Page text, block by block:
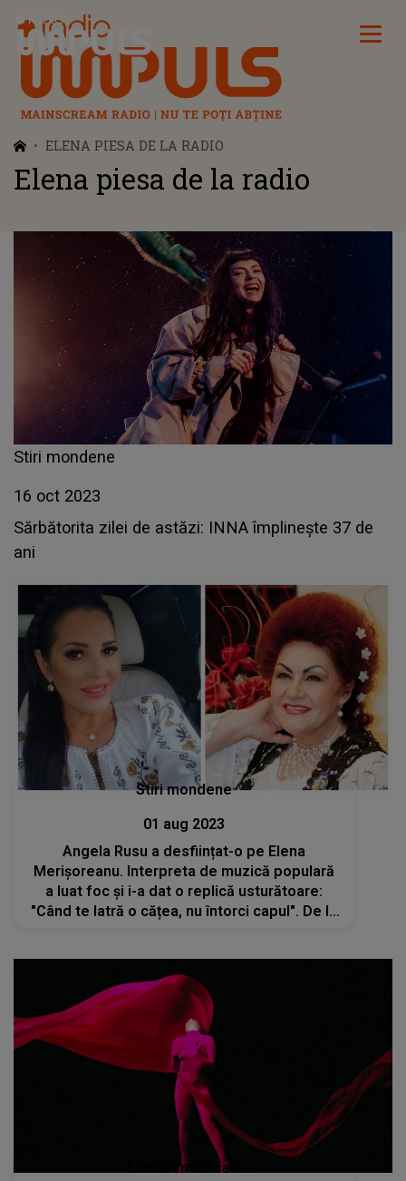
Radio Impuls
ELENA PIESA DE LA RADIO
Elena piesa de la radio
Stiri mondene
16 oct 2023
Sărbătorita zilei de astăzi: INNA împlinește 37 de
ani
Stiri mondene
01 aug 2023
Angela Rusu a desființat-o pe Elena
Merișoreanu. Interpreta de muzică populară
a luat foc și i-a dat o replică usturătoare:
"Când te latră o cățea, nu întorci capul". De la
Lansări muzicale